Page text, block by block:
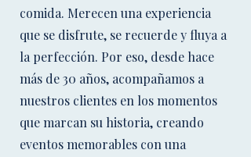
comida. Merecen una experiencia
que se disfrute, se recuerde y fluya a
la perfección. Por eso, desde hace
más de 30 años, acompañamos a
nuestros clientes en los momentos
que marcan su historia, creando
eventos memorables con una